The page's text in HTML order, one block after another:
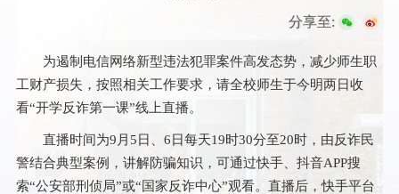
分享至:
为遏制电信网络新型违法犯罪案件高发态势，减少师生职
工财产损失，按照相关工作要求，请全校师生于今明两日收
看“开学反诈第一课”线上直播。
直播时间为9月5日、6日每天19时30分至20时，由反诈民
警结合典型案例，讲解防骗知识，可通过快手、抖音APP搜
索“公安部刑侦局”或“国家反诈中心”观看。直播后，快手平台